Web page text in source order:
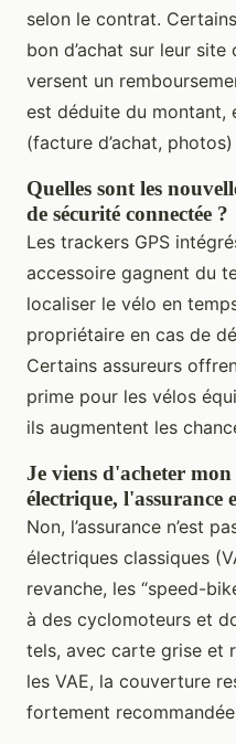
selon le contrat.
bon d’achat sur leur site
versent un
est déduite du montant,
(facture d’achat,
Quelles sont les
de sécurité connectée ?
Les trackers GPS
accessoire gagnent du
localiser le vélo en
propriétaire en cas de
Certains assureurs
prime pour les vélos
ils augmentent les
Je viens d'acheter
électrique, l'assurance
Non, l’assurance n’est
électriques classiques
revanche, les “speed-
à des cyclomoteurs et
tels, avec carte grise et
les VAE, la couverture
fortement